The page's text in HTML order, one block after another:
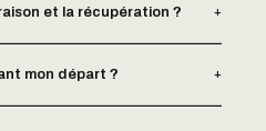
et la récupération ? +
mon départ ? +